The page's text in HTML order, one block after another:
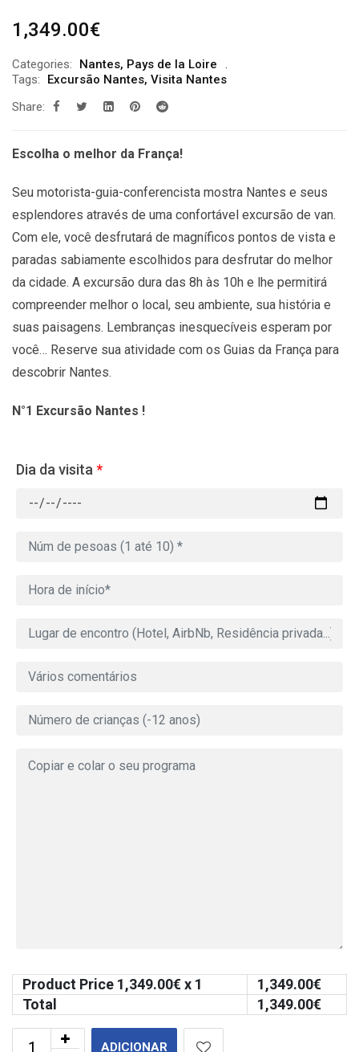
1,349.00€
Categories: Nantes, Pays de la Loire
Tags:
Excursão Nantes, Visita Nantes
Share:
Escolha o melhor da França!
Seu motorista-guia-conferencista mostra Nantes e seus
esplendores através de uma confortável excursão de van.
Com ele, você desfrutará de magníficos pontos de vista e
paradas sabiamente escolhidos para desfrutar do melhor
da cidade. A excursão dura das 8h às 10h e lhe permitirá
compreender melhor o local, seu ambiente, sua história e
suas paisagens. Lembranças inesquecíveis esperam por
você… Reserve sua atividade com os Guias da França para
descobrir Nantes.
N°1 Excursão Nantes !
Dia da visita *
Product Price 1,349.00€ x 1 1,349.00€
Total
1,349.00€
ADICIONAR